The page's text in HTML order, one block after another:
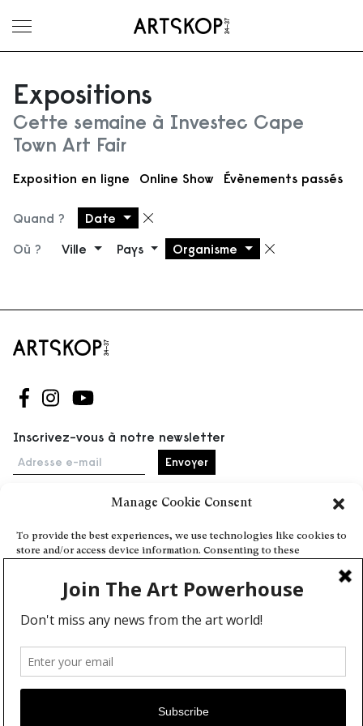
Manage Cookie Consent
To provide the best experiences, we use technologies like cookies to
store and/or access device information. Consenting to these
or unique IDs on this site. Not consenting or withdrawing consent,
may adversely affect certain features and functions.
Deny
View preferences
Ouvrir le menu
Expositions
Cette semaine à Investec Cape
Town Art Fair
Exposition en ligne Online Show Évènements passés
Quand ? Date Supprimer le filtre
Où ? Ville Pays Organisme
Suivez-nous sur Facebook
Suivez-nous sur Instagram
Suivez-nous sur Youtube
Inscrivez-vous à notre newsletter
Adresse e-mail
Accueil
Événements
À propos
Partenaires
Contact
Conditions générales
Confidentialité et cookies
Communiquer votre événement